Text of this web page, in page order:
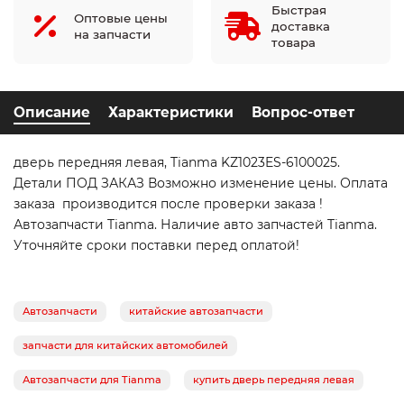
Оптовые цены
на запчасти
Быстрая
доставка
товара
Описание Характеристики Вопрос-ответ
дверь передняя левая, Tianma KZ1023ES-6100025.
Детали ПОД ЗАКАЗ Возможно изменение цены. Оплата
заказа производится после проверки заказа !
Автозапчасти Tianma. Наличие авто запчастей Tianma.
Уточняйте сроки поставки перед оплатой!
Автозапчасти китайские автозапчасти
запчасти для китайских автомобилей
Автозапчасти для Tianma купить дверь передняя левая